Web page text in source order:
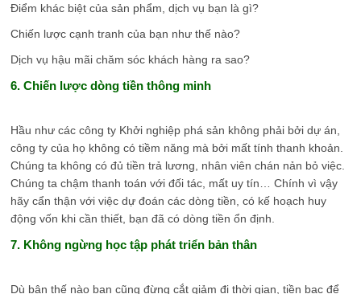
Điểm khác biệt của sản phẩm, dịch vụ bạn là gì?
Chiến lược cạnh tranh của bạn như thế nào?
Dịch vụ hậu mãi chăm sóc khách hàng ra sao?
6. Chiến lược dòng tiền thông minh
Hầu như các công ty Khởi nghiệp phá sản không phải bởi dự án,
công ty của họ không có tiềm năng mà bởi mất tính thanh khoản.
Chúng ta không có đủ tiền trả lương, nhân viên chán nản bỏ việc.
Chúng ta chậm thanh toán với đối tác, mất uy tín… Chính vì vậy
hãy cẩn thận với việc dự đoán các dòng tiền, có kế hoạch huy
động vốn khi cần thiết, bạn đã có dòng tiền ổn định.
7. Không ngừng học tập phát triển bản thân
Dù bận thế nào bạn cũng đừng cắt giảm đi thời gian, tiền bạc để